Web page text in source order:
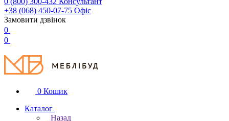
+38 (068) 450-07-75 Офіс
Замовити дзвінок
0
0
0 Кошик
Каталог
Назад